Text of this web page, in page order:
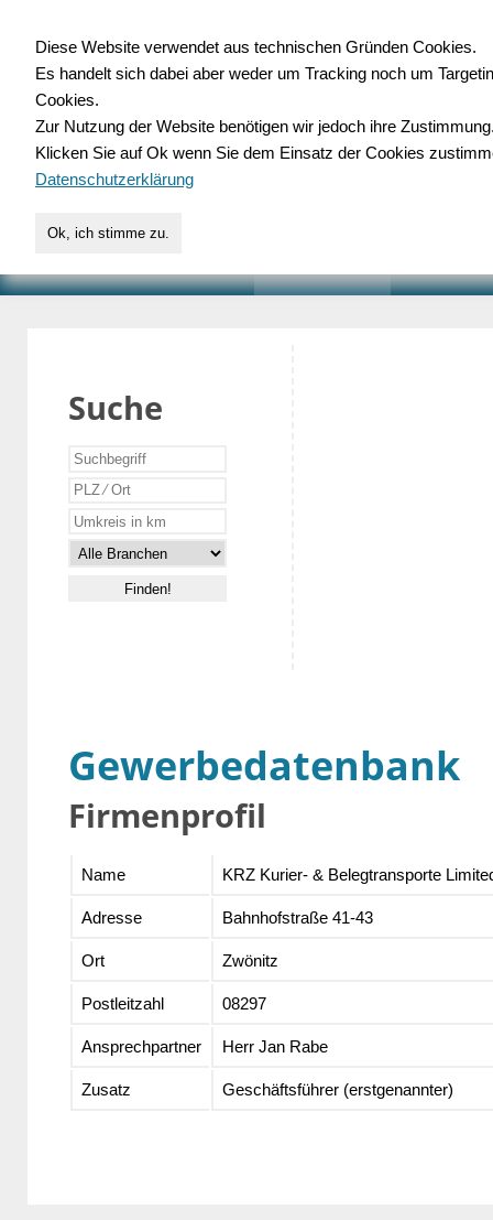
für Handwerk,
Suche
Gewerbedatenbank
Firmenprofil
Name KRZ Kurier- & Belegtransporte
Adresse Bahnhofstraße 41-43
Ort Zwönitz
Postleitzahl 08297
Ansprechpartner Herr Jan Rabe
Zusatz Geschäftsführer (erstgenannter)
Diese Website verwendet aus technischen Gründen Cookies.
Es handelt sich dabei aber weder um Tracking noch um
Cookies.
Zur Nutzung der Website benötigen wir jedoch ihre
Klicken Sie auf Ok wenn Sie dem Einsatz der Cookies
Datenschutzerklärung
Ok, ich stimme zu.